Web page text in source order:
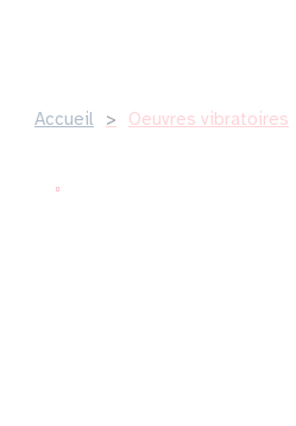
Accueil > Oeuvres vibratoires